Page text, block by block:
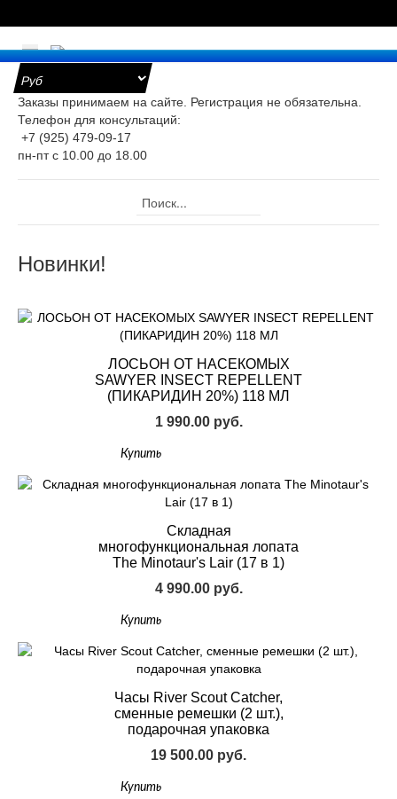
Заказы принимаем на сайте. Регистрация не обязательна.
Телефон для консультаций:
+7 (925) 479-09-17
пн-пт с 10.00 до 18.00
Новинки!
ЛОСЬОН ОТ НАСЕКОМЫХ
SAWYER INSECT REPELLENT
(ПИКАРИДИН 20%) 118 МЛ
1 990.00 руб.
Купить
Складная
многофункциональная лопата
The Minotaur's Lair (17 в 1)
4 990.00 руб.
Купить
Часы River Scout Catcher,
сменные ремешки (2 шт.),
подарочная упаковка
19 500.00 руб.
Купить